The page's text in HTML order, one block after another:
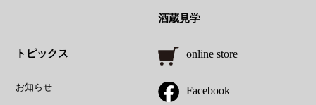
酒蔵見学
トピックス
お知らせ
online store
Facebook